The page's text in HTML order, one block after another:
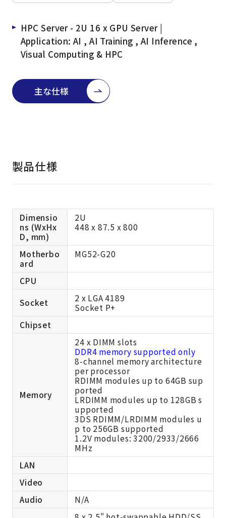
よくある質問
採用情報
HPC Server - 2U 16 x GPU Server |
Application: AI , AI Training , AI Inference ,
Visual Computing & HPC
主な仕様
製品仕様
Dimensio
ns (WxHx
D, mm)
2U
448 x 87.5 x 800
Motherbo
ard
MG52-G20
CPU
Socket
2 x LGA 4189
Socket P+
Chipset
Memory
24 x DIMM slots
DDR4 memory supported only
8-channel memory architecture
per processor
RDIMM modules up to 64GB sup
ported
LRDIMM modules up to 128GB s
upported
3DS RDIMM/LRDIMM modules u
p to 256GB supported
1.2V modules: 3200/2933/2666
MHz
LAN
Video
Audio
N/A